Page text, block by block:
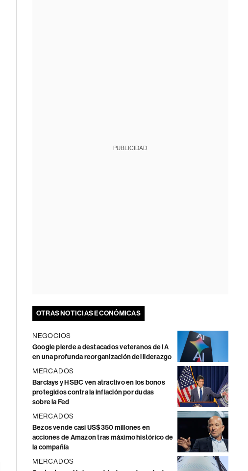
PUBLICIDAD
OTRAS NOTICIAS ECONÓMICAS
NEGOCIOS
Google pierde a destacados veteranos de IA
en una profunda reorganización del liderazgo
MERCADOS
Barclays y HSBC ven atractivo en los bonos
protegidos contra la inflación por dudas
sobre la Fed
MERCADOS
Bezos vende casi US$350 millones en
acciones de Amazon tras máximo histórico de
la compañía
MERCADOS